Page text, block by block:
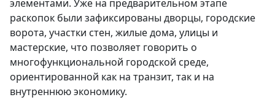
элементами. Уже на предварительном этапе
раскопок были зафиксированы дворцы, городские
ворота, участки стен, жилые дома, улицы и
мастерские, что позволяет говорить о
многофункциональной городской среде,
ориентированной как на транзит, так и на
внутреннюю экономику.